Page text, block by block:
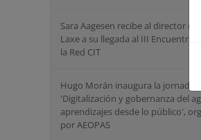
Sara Aagesen recibe al director de
Laxe a su llegada al III Encuentro
la Red CIT
Hugo Morán inaugura la jornada
'Digitalización y gobernanza del
aprendizajes desde lo público',
por AEOPAS